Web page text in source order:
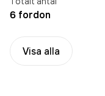
6 fordon
Visa alla